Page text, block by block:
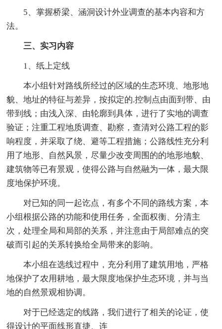
5、掌握桥梁、涵洞设计外业调查的基本内容和方
法。
三、实习内容
1、纸上定线
本小组针对路线所经过的区域的生态环境、地形地
貌、地址的特征与差异，按拟定的.控制点由面到带、由
带到线；由浅入深、由轮廓到具体，进行了实地的调查
验证；注重工程地质调查、勘察，查清对公路工程的影
响程度，并采取了绕、避等工程措施；公路线性充分利
用了地形、自然风景，尽量少改变周围的的地形地貌、
建筑物等已有景观，使得公路与自然融为一体，最大限
度地保护环境。
对已知的同一起讫点，有多个不同的路线方案，本
小组根据公路的功能和使用任务，全面权衡、分清主
次，处理全局和局部的关系，并注意由于局部难点的突
破而引起的关系转换给全局带来的影响。
本小组在选线过程中，充分利用了建筑用地，严格
地保护了农用耕地，最大限度地保护生态环境，并与当
地的自然景观相协调。
对于已经选定的线路，我们进行了相关的论证，使
得设计的平面线形直捷、连